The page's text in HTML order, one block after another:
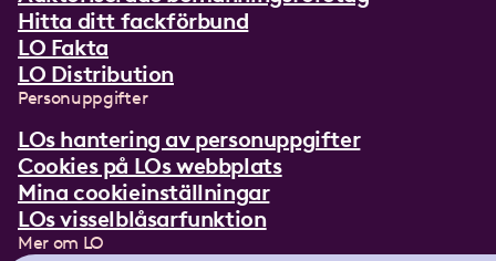
Hitta ditt fackförbund
LO Fakta
LO Distribution
Personuppgifter
LOs hantering av personuppgifter
Cookies på LOs webbplats
Mina cookieinställningar
LOs visselblåsarfunktion
Mer om LO